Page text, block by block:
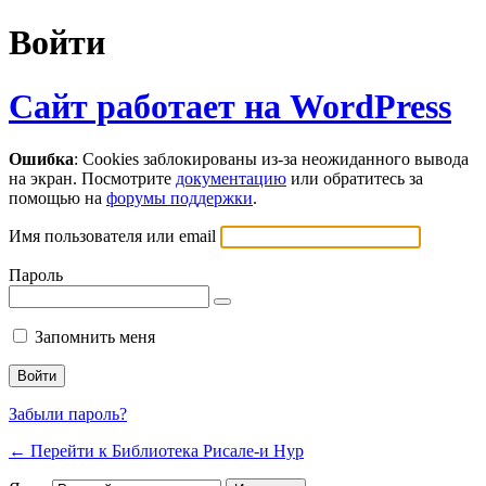
Войти
Сайт работает на WordPress
Ошибка: Cookies заблокированы из-за неожиданного вывода
на экран. Посмотрите документацию или обратитесь за
помощью на форумы поддержки.
Имя пользователя или email
Пароль
Запомнить меня
Забыли пароль?
← Перейти к Библиотека Рисале-и Нур